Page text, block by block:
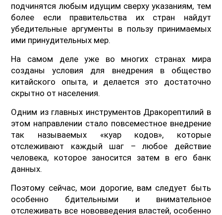
подчинятся любым идущим сверху указаниям, тем
более если правительства их стран найдут
убедительные аргументы в пользу принимаемых
ими принудительных мер.
На самом деле уже во многих странах мира
созданы условия для внедрения в общество
китайского опыта, и делается это достаточно
скрытно от населения.
Одним из главных инструментов Дракорептилий в
этом направлении стало повсеместное внедрение
так называемых «куар кодов», которые
отслеживают каждый шаг – любое действие
человека, которое заносится затем в его банк
данных.
Поэтому сейчас, мои дорогие, вам следует быть
особенно бдительными и внимательное
отслеживать все нововведения властей, особенно